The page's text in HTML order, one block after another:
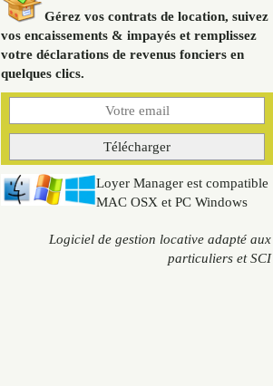
Gérez vos contrats de location, suivez
vos encaissements & impayés et remplissez
votre déclarations de revenus fonciers en
quelques clics.
Loyer Manager est compatible
MAC OSX et PC Windows
Logiciel de gestion locative adapté aux
particuliers et SCI